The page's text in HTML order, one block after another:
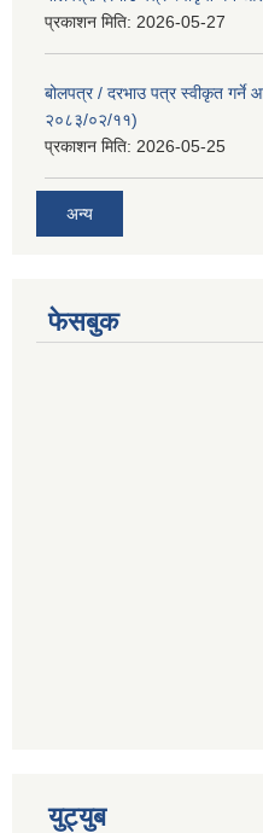
प्रकाशन मिति: 2026-05-27
बोलपत्र / दरभाउ पत्र स्वीकृत गर्ने
२०८३/०२/११)
प्रकाशन मिति: 2026-05-25
अन्य
फेसबुक
युट्युब